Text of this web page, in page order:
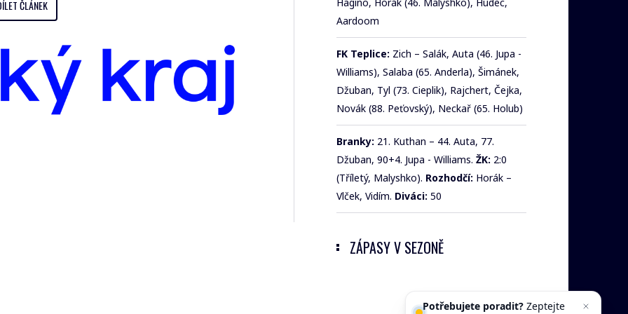
ČLÁNEK
Aardoom
FK Teplice: Zich – Salák, Auta (46. Jupa -
Williams), Salaba (65. Anderla), Šimánek,
Džuban, Tyl (73. Cieplik), Rajchert, Čejka,
Novák (88. Peťovský), Neckař (65. Holub)
Branky: 21. Kuthan – 44. Auta, 77.
Džuban, 90+4. Jupa - Williams. ŽK: 2:0
(Tříletý, Malyshko). Rozhodčí: Horák –
Vlček, Vidím. Diváci: 50
ZÁPASY V SEZONĚ
Potřebujete poradit? Zeptejte